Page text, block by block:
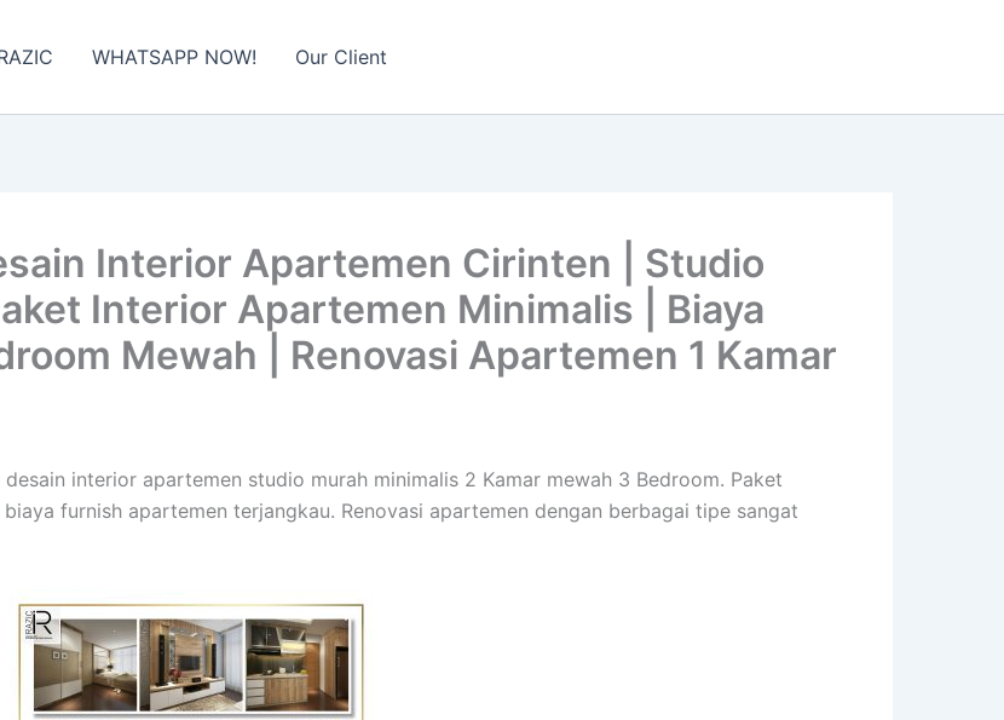
WHATSAPP NOW! Our Client
Interior Apartemen Cirinten | Studio
Interior Apartemen Minimalis | Biaya
Mewah | Renovasi Apartemen 1 Kamar
interior apartemen studio murah minimalis 2 Kamar mewah 3 Bedroom. Paket
furnish apartemen terjangkau. Renovasi apartemen dengan berbagai tipe sangat